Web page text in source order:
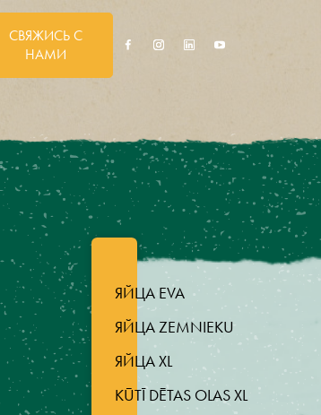
СВЯЖИСЬ С
НАМИ
ЯЙЦА EVA
ЯЙЦА ZEMNIEKU
ЯЙЦА XL
KŪTĪ DĒTAS OLAS XL